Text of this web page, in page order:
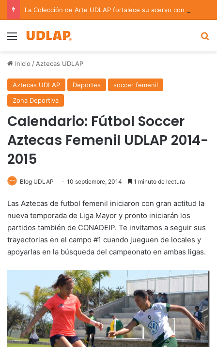
Menu
Inicio / Aztecas UDLAP
Aztecas UDLAP Deportes
soccer femenil
Zona Deportiva
Calendario: Fútbol Soccer
Aztecas Femenil UDLAP 2014-
2015
Blog UDLAP 10 septiembre, 2014 1 minuto de lectura
Las Aztecas de futbol femenil iniciaron con gran actitud la
nueva temporada de Liga Mayor y pronto iniciarán los
partidos también de CONADEIP. Te invitamos a seguir sus
trayectorias en el campo #1 cuando jueguen de locales y
apoyarlas en la búsqueda del campeonato en ambas ligas.